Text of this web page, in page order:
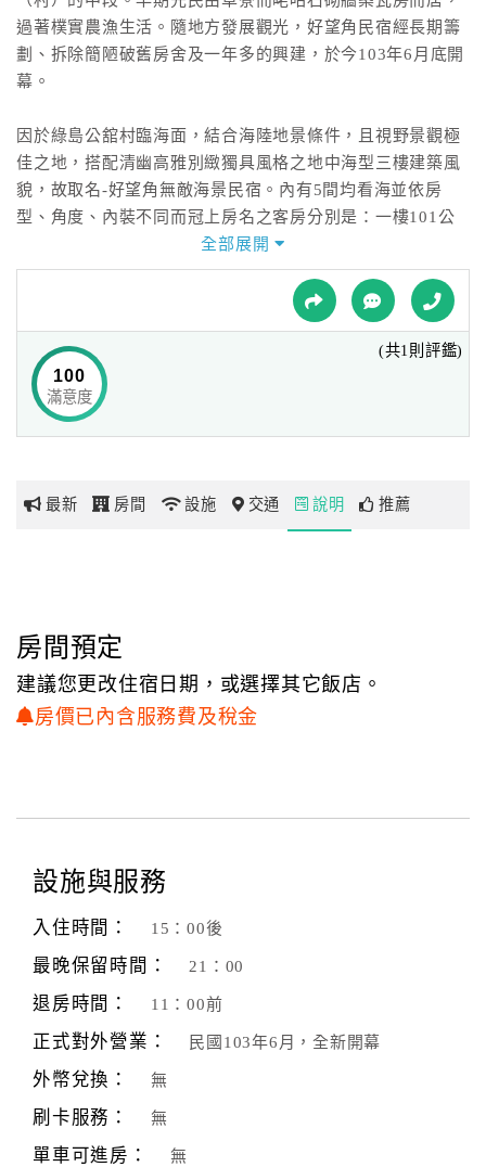
HOT
特
民
宿
球
網
玩
地
圖
顧
顧
客
滿
度
訂
單
理
過著樸實農漁生活。隨地方發展觀光，好望角民宿經長期籌
劃、拆除簡陋破舊房舍及一年多的興建，於今103年6月底開
幕。
因於綠島公舘村臨海面，結合海陸地景條件，且視野景觀極
佳之地，搭配清幽高雅別緻獨具風格之地中海型三樓建築風
貌，故取名-好望角無敵海景民宿。內有5間均看海並依房
型、角度、內裝不同而冠上房名之客房分別是：一樓101公
舘灣（精緻雙人套房）、二樓201太平洋（豪華4人套房）及
202大西洋（豪華6人套房）、三樓301地中海（豪華雙人套
房）及302愛琴海（豪華雙人套房），附設客廳、餐廳、玻
璃屋聊天室，另户外週邊庭園綠美化，保有綠島過去咾咕石
砌牆之傳統風味。期盼近悅遠來，於此細說著綠島的許許多
多故事及留下美好回憶。
同時為提升旅遊、住宿各方面品質，本於愛護鄉土之情懷，
點休閒渡假慢遊之好地方、好選擇－海風、奇岩、好望角！
全部展開
100
滿意度
(共1則評鑑)
最新 房間 設施 交通 說明 推薦
房間預定
建議您更改住宿日期，或選擇其它飯店。
房價已內含服務費及稅金
設施與服務
入住時間： 15：00後
最晚保留時間： 21：00
退房時間： 11：00前
正式對外營業： 民國103年6月，全新開幕
外幣兌換： 無
刷卡服務： 無
單車可進房： 無